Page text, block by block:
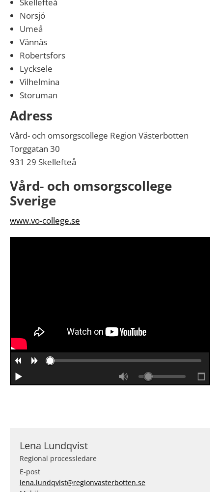
Skellefteå
Norsjö
Umeå
Vännäs
Robertsfors
Lycksele
Vilhelmina
Storuman
Adress
Vård- och omsorgscollege Region Västerbotten
Torggatan 30
931 29 Skellefteå
Vård- och omsorgscollege
Sverige
www.vo-college.se
Lena Lundqvist
Regional processledare
E-post
lena.lundqvist@regionvasterbotten.se